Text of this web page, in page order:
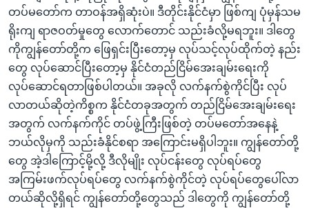
တပ်မတော်က တာဝန်အရှိဆုံးပဲ။ ဒီတိုင်းနိုင်ငံမှာ ဖြစ်ကျ ပုံမှန်သမ
ရိုးကျ ရာဇဝတ်မှုတွေ လောက်တောင် သည်းခံလို့မရဘူး။ ဒါတွေ
ကိုကျွန်တော်တို့က ဖြေရှင်းပြီးတော့မှ လုပ်သင့်လုပ်ထိုက်တဲ့ နည်း
တွေ လုပ်ဆောင်ပြီးတော့မှ နိုင်ငံတည်ငြိမ်အေးချမ်းရေးကို
လုပ်ဆောင်ရတာဖြစ်ပါတယ်။ အခုလို လက်နက်စွဲကိုင်ပြီး လုပ်
လာတယ်ဆိုတဲ့ကိစ္စက နိုင်ငံတခုအတွက် တည်ငြိမ်အေးချမ်းရေး
အတွက် လက်နက်ကိုင် တပ်ဖွဲ့ကြီးဖြစ်တဲ့ တပ်မတော်အနေနဲ့
ဘယ်လိုမှကို သည်းခံနိုင်စရာ အကြောင်းမရှိပါဘူး။ ကျွန်တော်တို့
တွေ အဲ့ဒါကြောင့်မို့လို့ ဒီလိုမျိုး လုပ်ငန်းတွေ လုပ်ရပ်တွေ
အကြမ်းဖက်လုပ်ရပ်တွေ လက်နက်စွဲကိုင်တဲ့ လုပ်ရပ်တွေပေါ်လာ
တယ်ဆိုလို့ရှိရင် ကျွန်တော်တို့တွေသည် ဒါတွေကို ကျွန်တော်တို့